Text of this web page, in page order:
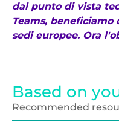
dal punto di vista
Teams,
sedi europee. Ora
Based on
Recommended